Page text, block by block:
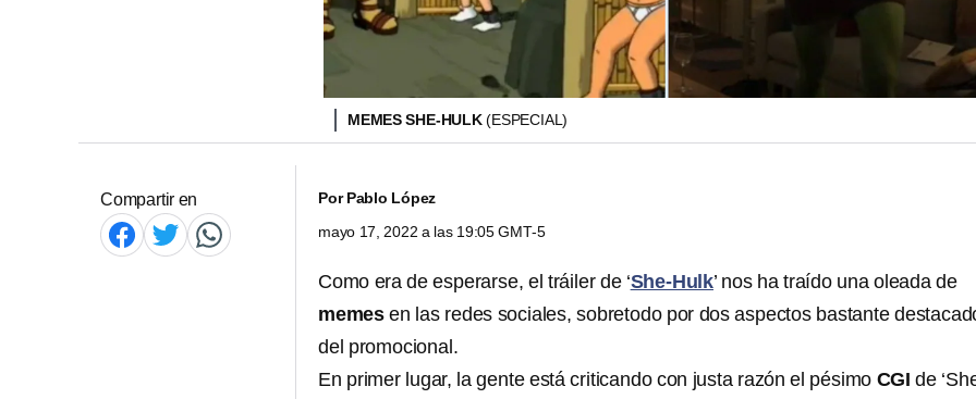
MEMES SHE-HULK(ESPECIAL)
Compartir en PorPablo López
mayo 17, 2022 a las 19:05 GMT-5
Como era de esperarse, el tráiler de ‘She-Hulk’ nos ha traído una oleada de
memes en las redes sociales, sobretodo por dos aspectos bastante
del promocional.
En primer lugar, la gente está criticando con justa razón el pésimo CGI de